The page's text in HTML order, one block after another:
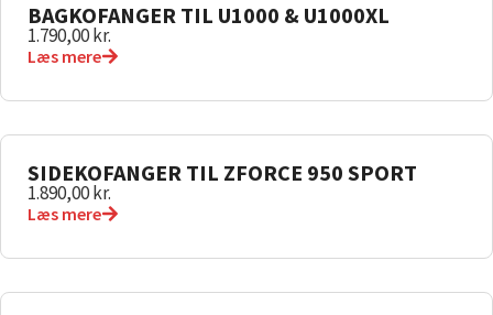
BAGKOFANGER TIL U1000 & U1000XL
1.790,00kr.
Læs mere
SIDEKOFANGER TIL ZFORCE 950 SPORT
1.890,00kr.
Læs mere